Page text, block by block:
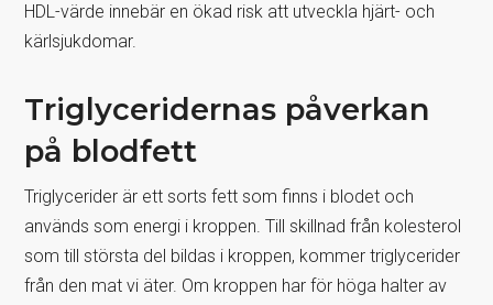
HDL-värde innebär en ökad risk att utveckla hjärt- och
kärlsjukdomar.
Triglyceridernas påverkan
på blodfett
Triglycerider är ett sorts fett som finns i blodet och
används som energi i kroppen. Till skillnad från kolesterol
som till största del bildas i kroppen, kommer triglycerider
från den mat vi äter. Om kroppen har för höga halter av